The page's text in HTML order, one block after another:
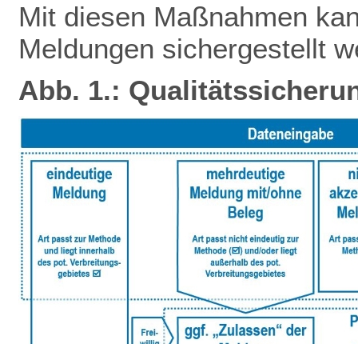
Mit diesen Maßnahmen
Meldungen sichergestellt
Abb. 1.: